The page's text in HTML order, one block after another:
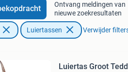
Ontvang meldingen van
nieuwe zoekresultaten
Luiertassen Verwijder
Luiertas Groot